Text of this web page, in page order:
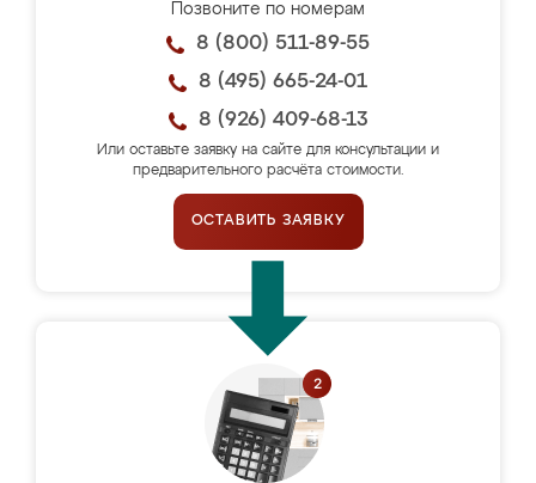
Позвоните по номерам
8 (800) 511-89-55
8 (495) 665-24-01
8 (926) 409-68-13
Или оставьте заявку на сайте для консультации и
предварительного расчёта стоимости.
ОСТАВИТЬ ЗАЯВКУ